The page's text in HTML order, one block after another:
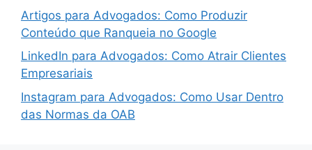
Artigos para Advogados: Como Produzir
Conteúdo que Ranqueia no Google
LinkedIn para Advogados: Como Atrair Clientes
Empresariais
Instagram para Advogados: Como Usar Dentro
das Normas da OAB